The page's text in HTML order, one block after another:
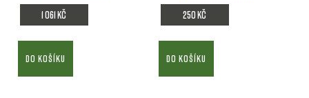
1 061 Kč
DO KOŠÍKU
250 Kč
DO KOŠÍKU